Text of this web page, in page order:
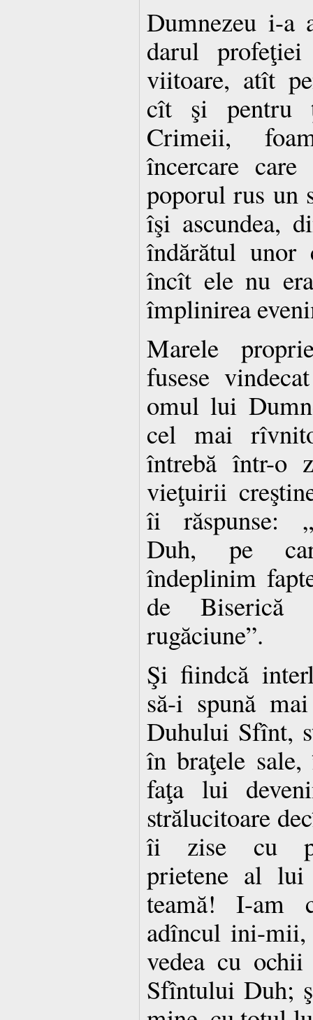
Dumnezeu i-a
darul
viitoare, atît
cît şi pentru
Crimeii,
încercare
poporul rus un
îşi ascundea,
îndărătul unor
încît ele nu
împlinirea
Marele
fusese
omul lui
cel mai
întrebă într-o
vieţuirii
îi răspunse:
Duh, pe
îndeplinim
de
rugăciune”.
Şi fiindcă
să-i spună
Duhului Sfînt,
în braţele
faţa lui
strălucitoare
îi zise cu
prietene al lui
teamă! I-am
adîncul ini-mii,
vedea cu
Sfîntului Duh;